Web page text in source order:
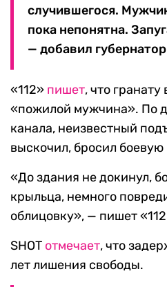
случившегося.
пока непонятна.
— добавил
«112» пишет, что
«пожилой мужчина». По
канала, неизвестный
выскочил, бросил боевую
«До здания не докинул,
крыльца, немного
облицовку», — пишет
SHOT отмечает, что
лет лишения свободы.